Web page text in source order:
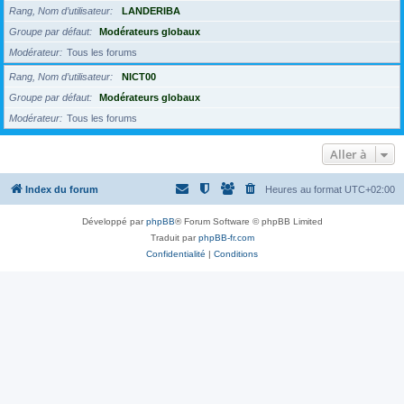
Rang, Nom d’utilisateur
LANDERIBA
Groupe par défaut
Modérateurs globaux
Modérateur
Tous les forums
Rang, Nom d’utilisateur
NICT00
Groupe par défaut
Modérateurs globaux
Modérateur
Tous les forums
Aller à
Index du forum Heures au format UTC+02:00
Développé parphpBB® Forum Software © phpBB Limited
Traduit parphpBB-fr.com
Confidentialité | Conditions